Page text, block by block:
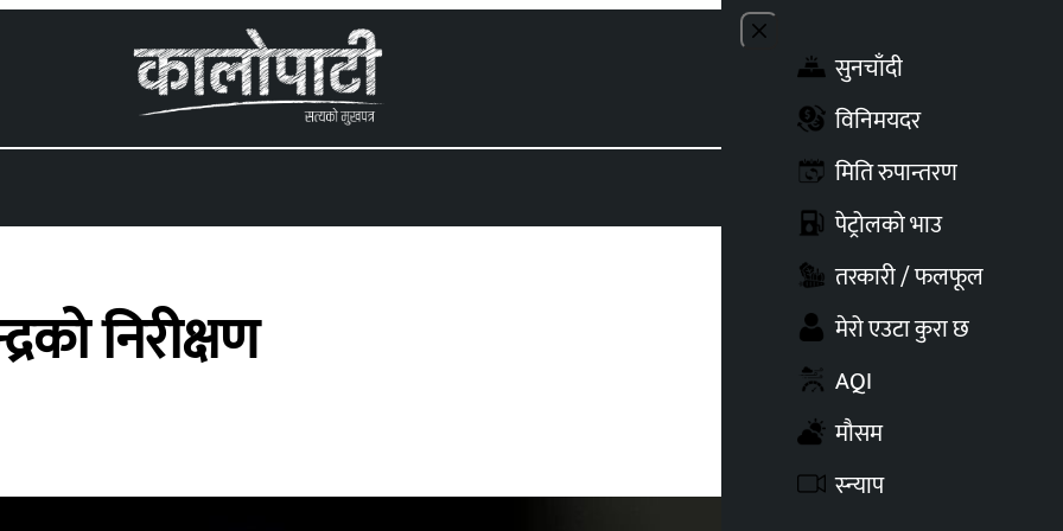
Close menu
सुनचाँदी
विनिमयदर
मिति रुपान्तरण
पेट्रोलको भाउ
तरकारी / फलफूल
मेरो एउटा कुरा छ
AQI
मौसम
स्न्याप
निरीक्षण